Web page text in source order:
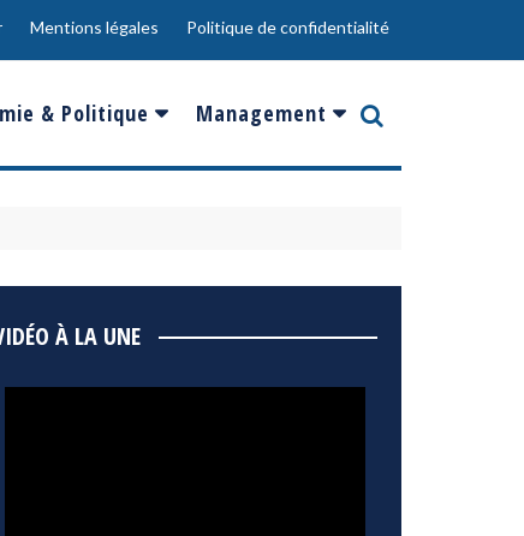
Mentions légales Politique de confidentialité
& Politique Management
Innovation
À LA UNE